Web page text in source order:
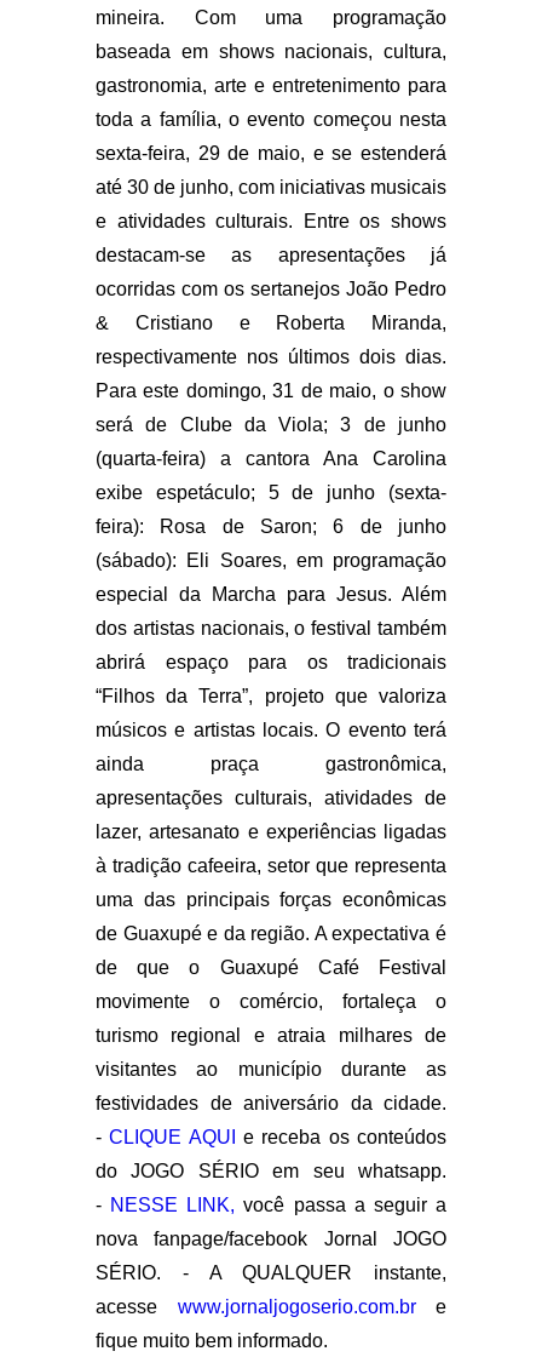
mineira. Com uma programação
baseada em shows nacionais, cultura,
gastronomia, arte e entretenimento para
toda a família, o evento começou nesta
sexta-feira, 29 de maio, e se estenderá
até 30 de junho, com iniciativas musicais
e atividades culturais. Entre os shows
destacam-se as apresentações já
ocorridas com os sertanejos João Pedro
& Cristiano e Roberta Miranda,
respectivamente nos últimos dois dias.
Para este domingo, 31 de maio, o show
será de Clube da Viola; 3 de junho
(quarta-feira) a cantora Ana Carolina
exibe espetáculo; 5 de junho (sexta-
feira): Rosa de Saron; 6 de junho
(sábado): Eli Soares, em programação
especial da Marcha para Jesus. Além
dos artistas nacionais, o festival também
abrirá espaço para os tradicionais
“Filhos da Terra”, projeto que valoriza
músicos e artistas locais. O evento terá
ainda praça gastronômica,
apresentações culturais, atividades de
lazer, artesanato e experiências ligadas
à tradição cafeeira, setor que representa
uma das principais forças econômicas
de Guaxupé e da região. A expectativa é
de que o Guaxupé Café Festival
movimente o comércio, fortaleça o
turismo regional e atraia milhares de
visitantes ao município durante as
festividades de aniversário da cidade.
-CLIQUE AQUI
e receba os conteúdos
do JOGO SÉRIO em seu whatsapp.
- NESSE LINK, você passa a seguir a
nova fanpage/facebook Jornal JOGO
SÉRIO. - A QUALQUER instante,
acesse www.jornaljogoserio.com.bre
fique muito bem informado.